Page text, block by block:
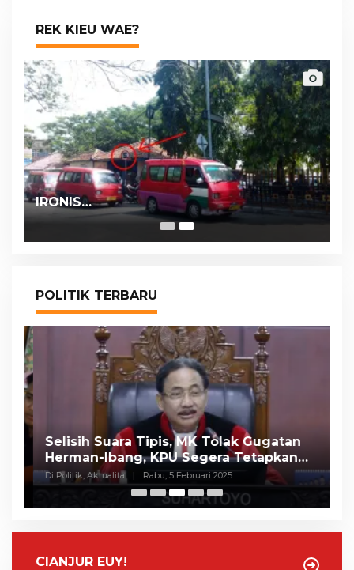
REK KIEU WAE?
IRONIS…
POLITIK TERBARU
Selisih Suara Tipis, MK Tolak Gugatan
Herman-Ibang, KPU Segera Tetapkan
Wahyu-Ramzi
Di Politik, Aktualita | Rabu, 5 Februari 2025
CIANJUR EUY!